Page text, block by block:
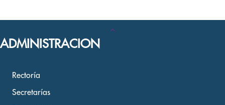
ADMINISTRACION
Rectoría
Secretarías